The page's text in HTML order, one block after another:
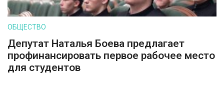
ОБЩЕСТВО
Депутат Наталья Боева предлагает
профинансировать первое рабочее место
для студентов